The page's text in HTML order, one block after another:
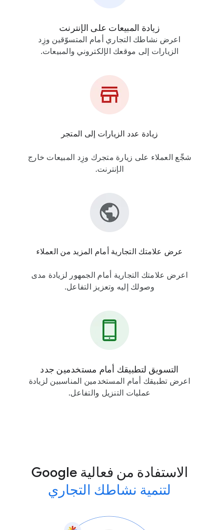
زيادة المبيعات على الإنترنت
اعرض نشاطك التجاري أمام المتسوّقين وزِد
الزيارات إلى موقعك الإلكتروني والمبيعات.
زيادة عدد الزيارات إلى المتجر
شجِّع العملاء على زيارة متجرك وزِد المبيعات خارج
الإنترنت.
عرض علامتك التجارية أمام المزيد من العملاء
اعرض علامتك التجارية أمام الجمهور لزيادة مدى
وصولك إليه وتعزيز التفاعل.
التسويق لتطبيقك أمام مستخدمين جدد
اعرض تطبيقك أمام المستخدمين المناسبين لزيادة
عمليات التنزيل والتفاعل.
الاستفادة من فعالية Google
لتنمية نشاطك التجاري